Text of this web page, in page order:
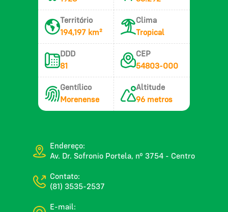
Território
194,197 km²
Clima
Tropical
DDD
81
CEP
54803-000
Gentílico
Morenense
Altitude
96 metros
Endereço:
Av. Dr. Sofronio Portela, nº 3754 - Centro
Contato:
(81) 3535-2537
E-mail: